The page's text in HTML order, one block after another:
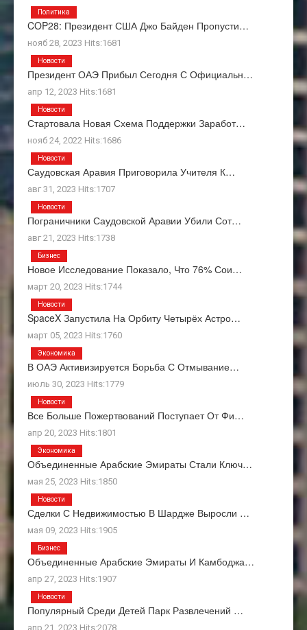
COP28: Президент США Джо Байден Пропусти…
нояб 28, 2023 Hits:1681
Политика
Президент ОАЭ Прибыл Сегодня С Официальн…
апр 12, 2023 Hits:1681
Новости
Стартовала Новая Схема Поддержки Заработ…
нояб 24, 2022 Hits:1686
Новости
Саудовская Аравия Приговорила Учителя К…
авг 31, 2023 Hits:1707
Новости
Пограничники Саудовской Аравии Убили Сот…
авг 21, 2023 Hits:1738
Новости
Новое Исследование Показало, Что 76% Сои…
март 20, 2023 Hits:1744
Бизнес
SpaceX Запустила На Орбиту Четырёх Астро…
март 05, 2023 Hits:1760
Новости
В ОАЭ Активизируется Борьба С Отмывание…
июль 30, 2023 Hits:1779
Экономика
Все Больше Пожертвований Поступает От Фи…
апр 20, 2023 Hits:1801
Новости
Объединенные Арабские Эмираты Стали Ключ…
мая 25, 2023 Hits:1850
Экономика
Сделки С Недвижимостью В Шардже Выросли …
мая 09, 2023 Hits:1905
Новости
Объединенные Арабские Эмираты И Камбоджа…
апр 27, 2023 Hits:1907
Бизнес
Популярный Среди Детей Парк Развлечений …
апр 21, 2023 Hits:2078
Новости